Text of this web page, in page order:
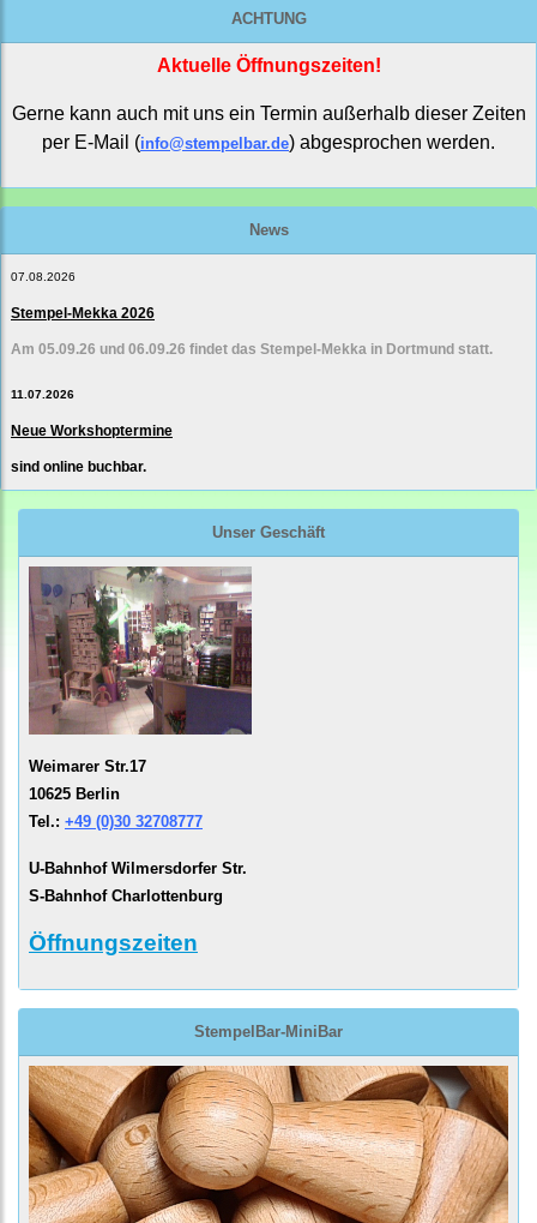
ACHTUNG
Aktuelle Öffnungszeiten!
Gerne kann auch mit uns ein Termin außerhalb dieser Zeiten
per E-Mail (info@stempelbar.de) abgesprochen werden.
News
07.08.2026
Stempel-Mekka 2026
Am 05.09.26 und 06.09.26 findet das Stempel-Mekka in Dortmund statt.
11.07.2026
Neue Workshoptermine
sind online buchbar.
Unser Geschäft
Weimarer Str.17
10625 Berlin
Tel.: +49 (0)30 32708777
U-Bahnhof Wilmersdorfer Str.
S-Bahnhof Charlottenburg
Öffnungszeiten
StempelBar-MiniBar